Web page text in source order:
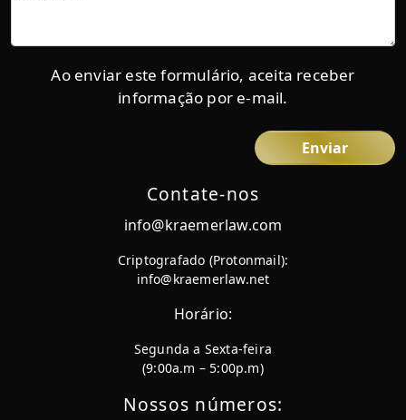
Contate-nos
info@kraemerlaw.com
Criptografado (Protonmail):
info@kraemerlaw.net
Horário:
Segunda a Sexta-feira
(9:00a.m – 5:00p.m)
Nossos números:
Ao enviar este formulário, aceita receber
informação por e-mail.